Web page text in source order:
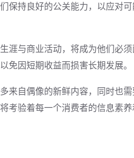
保持良好的公关能力，以应对
涯与商业活动，将成为他们必
免因短期收益而损害长期发展。
来自偶像的新鲜内容，同时也
考验着每一个消费者的信息素